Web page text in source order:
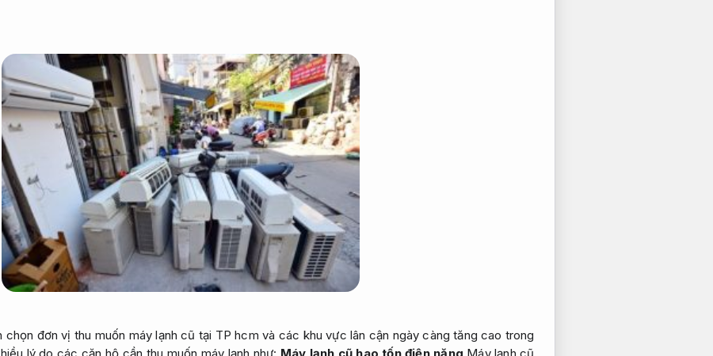
chọn đơn vị thu muốn máy lạnh cũ tại TP hcm và các khu vực lân cận ngày càng tăng cao trong